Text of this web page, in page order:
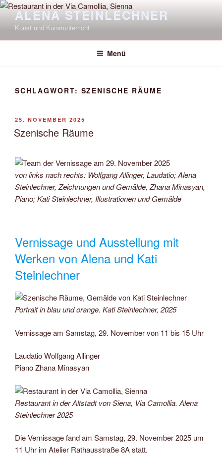
Zum
Inhalt
springen
ALENA STEINLECHNER
Kunst und Kunstunterricht
Menü
SCHLAGWORT: SZENISCHE RÄUME
VERÖFFENTLICHT
AM
25. NOVEMBER 2025
Szenische Räume
von links nach rechts: Wolfgang Allinger, Laudatio; Alena
Steinlechner, Zeichnungen und Gemälde, Zhana Minasyan,
Piano; Kati Steinlechner, Illustrationen und Gemälde
Vernissage und Ausstellung mit
Werken von Alena und Kati
Steinlechner
Portrait in blau und orange. Kati Steinlechner, 2025
Vernissage am Samstag, 29. November von 11 bis 15 Uhr
Laudatio Wolfgang Allinger
Piano Zhana Minasyan
Restaurant in der Altstadt von Siena, Via Camollia. Alena
Steinlechner 2025
Die Vernissage fand am Samstag, 29. November 2025 um
11 Uhr im Atelier Rathausstraße 8A statt.